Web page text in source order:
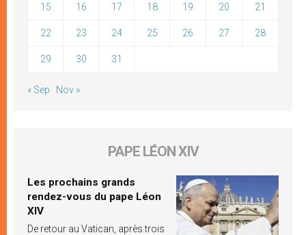
15 16 17 18 19 20 21
22 23 24 25 26 27 28
29 30 31
« Sep Nov »
PAPE LÉON XIV
Les prochains grands
rendez-vous du pape Léon
XIV
De retour au Vatican, après trois